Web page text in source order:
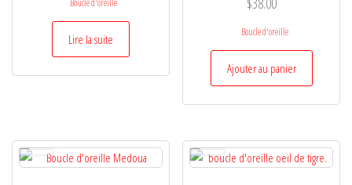
Boucle d'oreille
Lire la suite Boucle d'oreille
Ajouter au panier